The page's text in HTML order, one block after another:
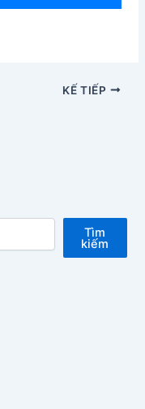
KẾ TIẾP
Tìm
kiếm